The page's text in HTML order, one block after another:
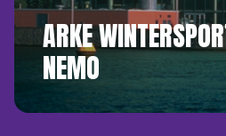
ARKE
NEMO